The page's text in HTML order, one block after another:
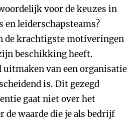
voor de keuzes in
en leiderschapsteams?
de krachtigste motiveringen
beschikking heeft.
uitmaken van een organisatie
is. Dit gezegd
gaat niet over het
de waarde die je als bedrijf